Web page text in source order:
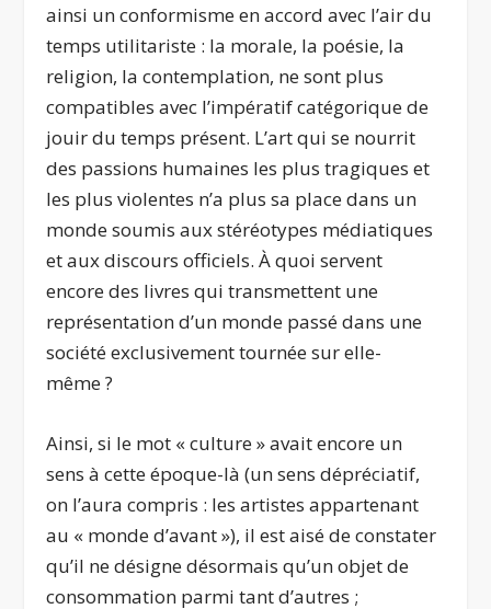
ainsi un conformisme en accord avec l’air du
temps utilitariste : la morale, la poésie, la
religion, la contemplation, ne sont plus
compatibles avec l’impératif catégorique de
jouir du temps présent. L’art qui se nourrit
des passions humaines les plus tragiques et
les plus violentes n’a plus sa place dans un
monde soumis aux stéréotypes médiatiques
et aux discours officiels. À quoi servent
encore des livres qui transmettent une
représentation d’un monde passé dans une
société exclusivement tournée sur elle-
même ?
Ainsi, si le mot « culture » avait encore un
sens à cette époque-là (un sens dépréciatif,
on l’aura compris : les artistes appartenant
au « monde d’avant »), il est aisé de constater
qu’il ne désigne désormais qu’un objet de
consommation parmi tant d’autres ;